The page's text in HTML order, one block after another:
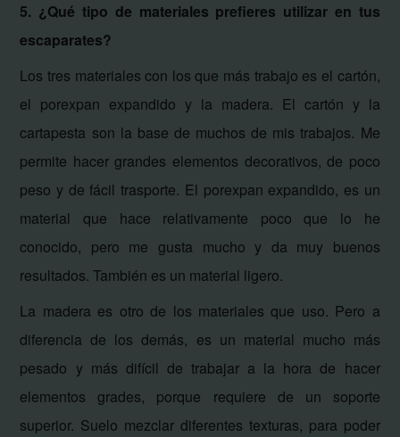
5. ¿Qué tipo de materiales prefieres utilizar en tus
escaparates?
Los tres materiales con los que más trabajo es el cartón,
el porexpan expandido y la madera. El cartón y la
cartapesta son la base de muchos de mis trabajos. Me
permite hacer grandes elementos decorativos, de poco
peso y de fácil trasporte. El porexpan expandido, es un
material que hace relativamente poco que lo he
conocido, pero me gusta mucho y da muy buenos
resultados. También es un material ligero.
La madera es otro de los materiales que uso. Pero a
diferencia de los demás, es un material mucho más
pesado y más difícil de trabajar a la hora de hacer
elementos grades, porque requiere de un soporte
superior. Suelo mezclar diferentes texturas, para poder